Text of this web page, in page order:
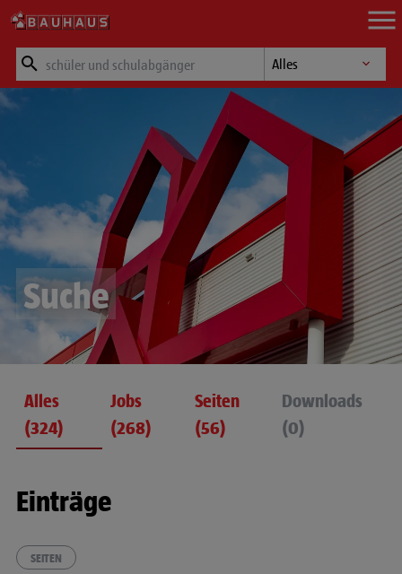
Zum Hauptinhalt springen
Suchfeld Suche nach
Suche
Alles
(324)
Jobs
(268)
Seiten
(56)
Downloads
(0)
Einträge
SEITEN